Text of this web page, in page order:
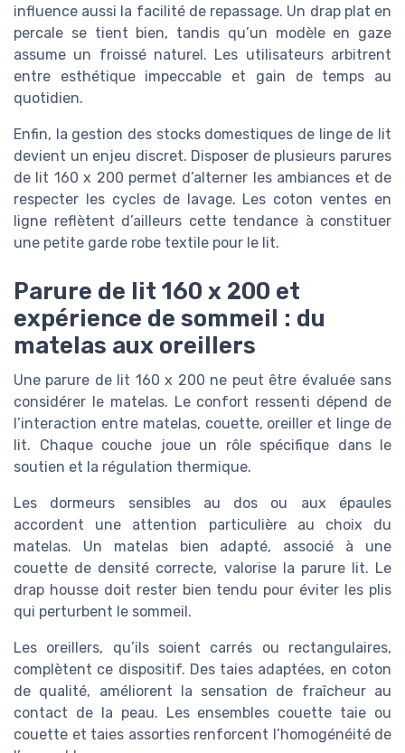
influence aussi la facilité de repassage. Un drap plat en
percale se tient bien, tandis qu’un modèle en gaze
assume un froissé naturel. Les utilisateurs arbitrent
entre esthétique impeccable et gain de temps au
quotidien.
Enfin, la gestion des stocks domestiques de linge de lit
devient un enjeu discret. Disposer de plusieurs parures
de lit 160 x 200 permet d’alterner les ambiances et de
respecter les cycles de lavage. Les coton ventes en
ligne reflètent d’ailleurs cette tendance à constituer
une petite garde robe textile pour le lit.
Parure de lit 160 x 200 et
expérience de sommeil : du
matelas aux oreillers
Une parure de lit 160 x 200 ne peut être évaluée sans
considérer le matelas. Le confort ressenti dépend de
l’interaction entre matelas, couette, oreiller et linge de
lit. Chaque couche joue un rôle spécifique dans le
soutien et la régulation thermique.
Les dormeurs sensibles au dos ou aux épaules
accordent une attention particulière au choix du
matelas. Un matelas bien adapté, associé à une
couette de densité correcte, valorise la parure lit. Le
drap housse doit rester bien tendu pour éviter les plis
qui perturbent le sommeil.
Les oreillers, qu’ils soient carrés ou rectangulaires,
complètent ce dispositif. Des taies adaptées, en coton
de qualité, améliorent la sensation de fraîcheur au
contact de la peau. Les ensembles couette taie ou
couette et taies assorties renforcent l’homogénéité de